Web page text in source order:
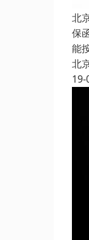
北
保
能
北
19-